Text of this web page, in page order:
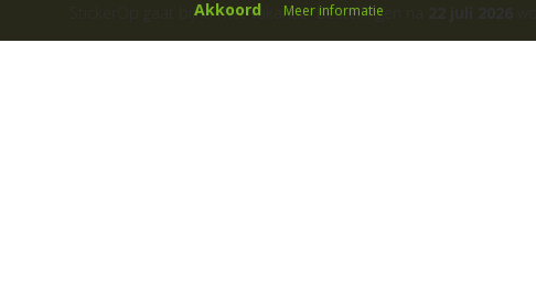
StickerOp gaat bijna met vakantie! Bestellingen na
Akkoord Meer informatie